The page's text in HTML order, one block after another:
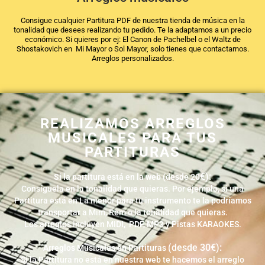
Consigue cualquier Partitura PDF de nuestra tienda de música en la
tonalidad que desees realizando tu pedido. Te la adaptamos a un precio
económico. Si quieres por ej: El Canon de Pachelbel o el Waltz de
Shostakovich en Mi Mayor o Sol Mayor, solo tienes que contactarnos.
Arreglos personalizados.
REALIZAMOS ARREGLOS
MUSICALES PARA TUS
PARTITURAS
Si la partitura está en la web (desde 20€):
Consíguela en la tonalidad que quieras. Por ejemplo, si una
Partitura está en La menor para tu instrumento te la podríamos
transportar a Mim, Rem o la tonalidad que quieras.
Los arreglos incluyen MIDI, PDF, MP3 y Pistas KARAOKES.
Arreglos Musicales en Partituras (desde 30€):
Si la Partitura no está en nuestra web te hacemos el arreglo